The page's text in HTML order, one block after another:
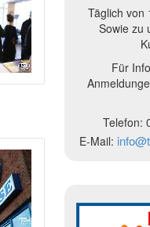
Täglich von
Sowie zu
Für
Telefon:
E-Mail: